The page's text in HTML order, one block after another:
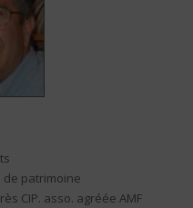
de patrimoine
CIP. asso. agréée AMF